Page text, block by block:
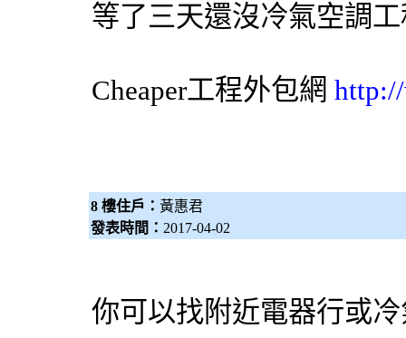
等了三天還沒冷氣空調
Cheaper工程外包網
8 樓住戶： 黃惠君
發表時間： 2017-04-02
你可以找附近電器行或